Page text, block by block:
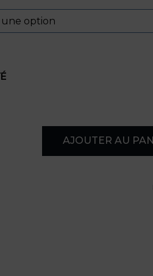
AJOUTER AU